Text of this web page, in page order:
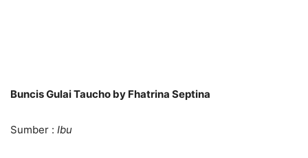
Buncis Gulai Taucho by Fhatrina Septina
Sumber : Ibu